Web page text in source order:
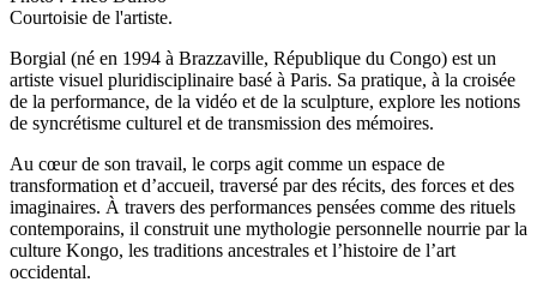
Courtoisie de l'artiste.
Borgial (né en 1994 à Brazzaville, République du Congo) est un
artiste visuel pluridisciplinaire basé à Paris. Sa pratique, à la croisée
de la performance, de la vidéo et de la sculpture, explore les notions
de syncrétisme culturel et de transmission des mémoires.
Au cœur de son travail, le corps agit comme un espace de
transformation et d’accueil, traversé par des récits, des forces et des
imaginaires. À travers des performances pensées comme des rituels
contemporains, il construit une mythologie personnelle nourrie par la
culture Kongo, les traditions ancestrales et l’histoire de l’art
occidental.